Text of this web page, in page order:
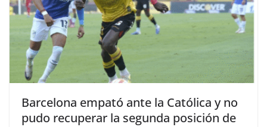
Barcelona empató ante la Católica y no
pudo recuperar la segunda posición de